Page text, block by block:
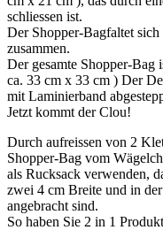
schliessen ist.
Der Shopper-Bagfaltet
zusammen.
Der gesamte Shopper-Bag
ca. 33 cm x 33 cm ) Der
mit Laminierband
Jetzt kommt der Clou!
Durch aufreissen von 2
Shopper-Bag vom
als Rucksack verwenden,
zwei 4 cm Breite und in
angebracht sind.
So haben Sie 2 in 1